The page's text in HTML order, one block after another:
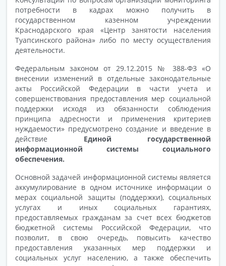
потребности в кадрах можно получить в
государственном казенном учреждении
Краснодарского края «Центр занятости населения
Туапсинского района» либо по месту осуществления
деятельности.
Федеральным законом от 29.12.2015 № 388-ФЗ «О
внесении изменений в отдельные законодательные
акты Российской Федерации в части учета
и
совершенствования предоставления мер социальной
поддержки исходя из обязанности соблюдения
принципа адресности и применения критериев
нуждаемости» предусмотрено создание и введение в
действие
Единой государственной
информационной системы социального
обеспечения.
Основной задачей информационной системы является
аккумулирование в одном источнике информации о
мерах социальной защиты (поддержки), социальных
услугах и иных социальных гарантиях,
предоставляемых гражданам за счет всех бюджетов
бюджетной системы Российской Федерации, что
позволит, в свою очередь, повысить качество
предоставления указанных мер поддержки и
социальных услуг населению, а также обеспечить